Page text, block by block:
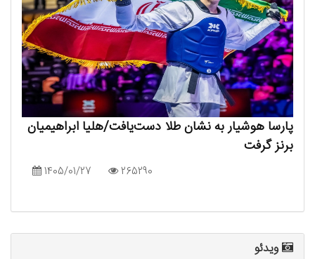
پارسا هوشیار به نشان طلا دست‌یافت/هلیا ابراهیمیان
برنز گرفت
1405/01/27 265290
ویدئو